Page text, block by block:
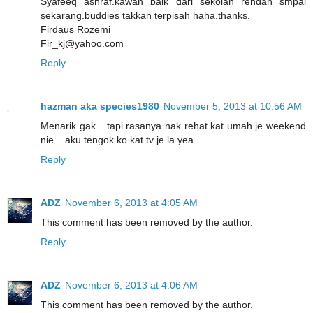
sekarang.buddies takkan terpisah haha.thanks.
Firdaus Rozemi
Fir_kj@yahoo.com
Reply
hazman aka species1980 November 5, 2013 at 10:56 AM
Menarik gak....tapi rasanya nak rehat kat umah je weekend
nie... aku tengok ko kat tv je la yea....
Reply
ADZ November 6, 2013 at 4:05 AM
This comment has been removed by the author.
Reply
ADZ November 6, 2013 at 4:06 AM
This comment has been removed by the author.